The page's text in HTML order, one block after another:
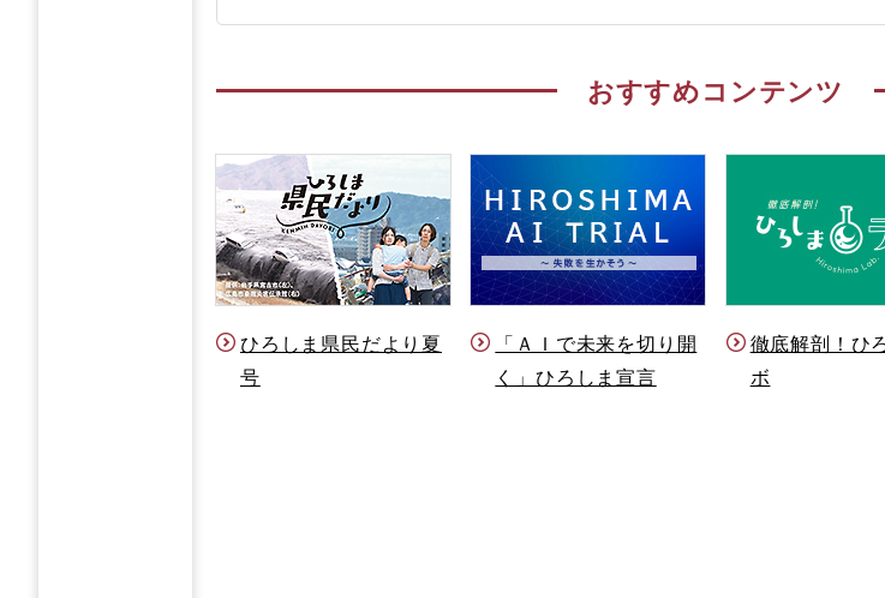
おすすめコンテンツ
ひろしま県民だより夏
号
「ＡＩで未来を切り開
く」ひろしま宣言
徹底解剖！ひ
ボ